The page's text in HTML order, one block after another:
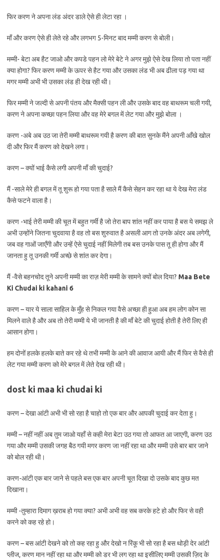
फिर करण ने अपना लंड अंदर डाले ऐसे ही लेटा रहा ।
माँ और करण ऐसे ही लेते रहे और लगभग 5-मिनट बाद मम्मी करण से बोली।
मम्मी- बेटा अब हैट जाओ और कपडे पहन लो मेरे बेटे ने अगर मुझे ऐसे देख लिया तो पता नहीं
क्या होगा? फिर करण मम्मी के ऊपर से हैट गया और उसका लंड भी अब ढीला पड़ गया था
मगर मम्मी अभी भी उसका लंड ही देख रही थी।
फिर मम्मी ने जल्दी से अपनी पंतय और मैक्सी पहन ली और उसके बाद वह बाथरूम चली गयी,
करण ने अपना कच्छा पहन लिया और वह मेरे बगल में लेट गया और मुझे बोला ।
करण -अबे अब उठ जा तेरी मम्मी बाथरूम गयी है करण की बात सुनके मैंने अपनी आँखे खोल
दी और फिर मैं करण को देखने लगा।
करण – क्यों भाई कैसे लगी अपनी माँ की चुदाई?
मैं -साले मेरे ही बगल में तू शुरू हो गया पता है साले मैं कैसे सेहन कर रहा था ये देख मेरा लंड
कैसे फटने वाला है।
करण -भाई तेरी मम्मी की चूत में बहुत गर्मी है जो तेरा बाप शांत नहीं कर पाया है बस ये समझ ले
अभी उन्होंने जितना चुदवाया है वह तो बस शुरुवात है असली आग तो उनके अंदर अब लगेगी,
जब वह गाओं जाएँगी और उन्हें ऐसे चुदाई नहीं मिलेगी तब बस उनके पास तू ही होगा और मैं
जानता हु तू उनकी गर्मी अच्छे से शांत कर देगा।
मैं -वैसे बहनचोद तूने अपनी मम्मी का राज़ मेरी मम्मी के सामने क्यों बोल दिया? Maa Bete
Ki Chudai ki kahani 6
करण – यार ये साला साहिल के मुँह से निकल गया वैसे अच्छा ही हुआ अब हम लोग कोन सा
मिलने वाले है और अब तो तेरी मम्मी ये भी जानती है की माँ बेटे की चुदाई होती है तेरी लिए ही
आसान होगा।
हम दोनों हलके हलके बाते कर रहे थे तभी मम्मी के आने की आवाज आयी और मैं फिर से वैसे ही
लेट गया मम्मी करण को मेरे बगल में लेते देख रही थी।
dost ki maa ki chudai ki
करण – देखा आंटी अभी भी सो रहा है चाहो तो एक बार और आपकी चुदाई कर देता हु।
मम्मी – नहीं नहीं अब तुम जाओ यहाँ से कही मेरा बेटा उठ गया तो आफत आ जाएगी, करण उठ
गया और मम्मी उसकी जगह बैठ गयी मगर करण जा नहीं रहा था और मम्मी उसे बार बार जाने
को बोल रही थी।
करण-आंटी एक बार जाने से पहले बस एक बार अपनी चूत दिखा दो उसके बाद कुछ मत
दिखाना।
मम्मी -तुम्हारा दिमाग ख़राब हो गया क्या? अभी अभी वह सब करके हटे हो और फिर से वही
करने को कह रहे हो।
करण – बस आंटी देखने को तो कह रहा हु और देखो न रिंकू भी सो रहा है बस थोड़ी देर आंटी
प्लीज, करण मान नहीं रहा था और मम्मी को डर भी लग रहा था इसीलिए मम्मी उसकी ज़िद के